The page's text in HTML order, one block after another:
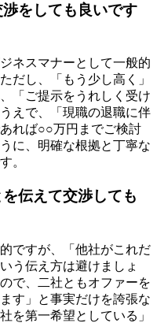
をしても良いです
ネスマナーとして一般的
だし、「もう少し高く」
「ご提示をうれしく受け
えで、「現職の退職に伴
れば○○万円までご検討
に、明確な根拠と丁寧な
。
伝えて交渉しても
ですが、「他社がこれだ
う伝え方は避けましょ
で、二社ともオファーを
す」と事実だけを誇張な
を第一希望としている」